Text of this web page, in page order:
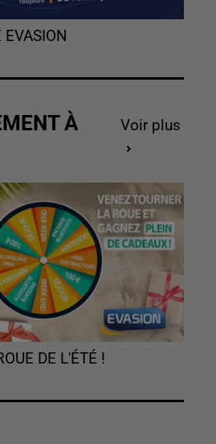
EVASION
À
Voir plus
DE L'ÉTÉ !